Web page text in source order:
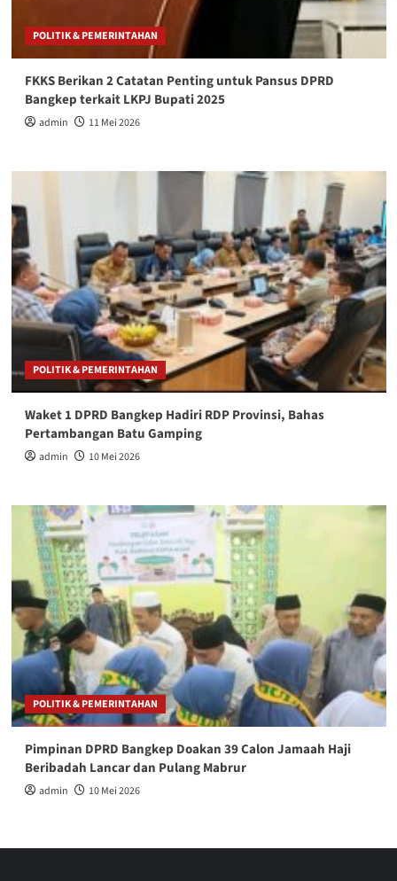
POLITIK & PEMERINTAHAN
FKKS Berikan 2 Catatan Penting untuk Pansus DPRD
Bangkep terkait LKPJ Bupati 2025
admin 11 Mei 2026
POLITIK & PEMERINTAHAN
Waket 1 DPRD Bangkep Hadiri RDP Provinsi, Bahas
Pertambangan Batu Gamping
admin 10 Mei 2026
POLITIK & PEMERINTAHAN
Pimpinan DPRD Bangkep Doakan 39 Calon Jamaah Haji
Beribadah Lancar dan Pulang Mabrur
admin 10 Mei 2026